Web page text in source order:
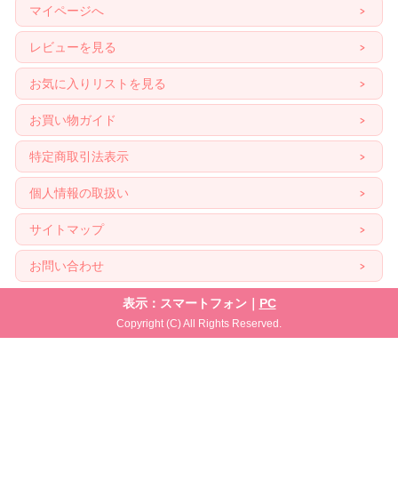
マイページへ
レビューを見る
お気に入りリストを見る
お買い物ガイド
特定商取引法表示
個人情報の取扱い
サイトマップ
お問い合わせ
表示：スマートフォン｜ PC
Copyright (C) All Rights Reserved.